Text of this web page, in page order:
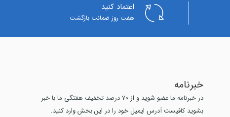
اعتماد کنید
هفت روز ضمانت بازگشت
خبرنامه
در خبرنامه ما عضو شوید و از 70 درصد تخفیف هفتگی ما با خبر
بشوید کافیست آدرس ایمیل خود را در این بخش وارد کنید.